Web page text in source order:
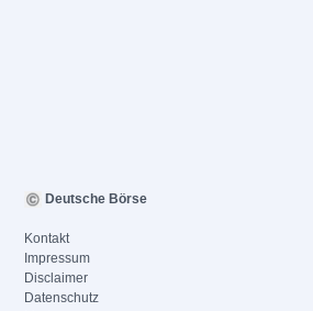
Deutsche Börse
Kontakt
Impressum
Disclaimer
Datenschutz